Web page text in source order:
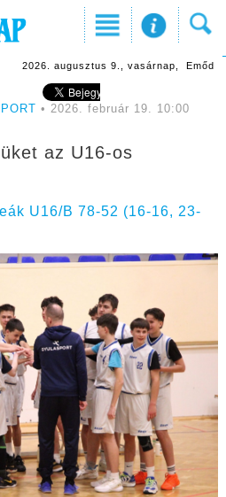
2026. augusztus 9., vasárnap, Emőd
• 2026. február 19. 10:00
az U16-os
U16/B 78-52 (16-16, 23-